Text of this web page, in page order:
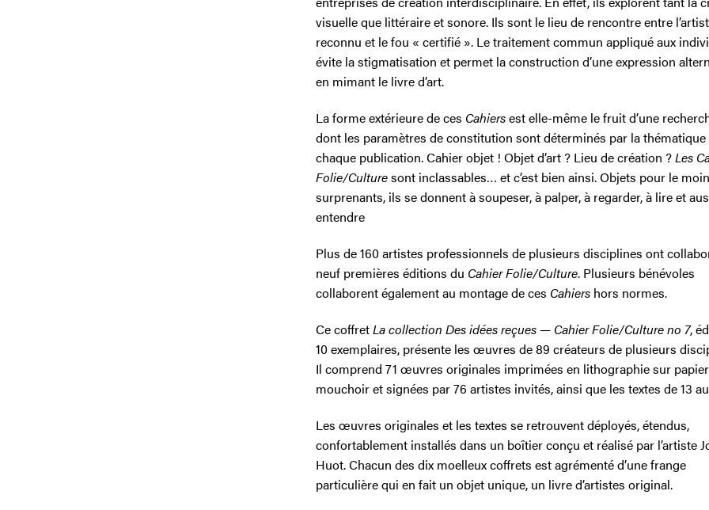
visuelle que littéraire et sonore. Ils sont le lieu de rencontre entre
reconnu et le fou « certifié ». Le traitement commun appliqué aux
évite la stigmatisation et permet la construction d’une expression
en mimant le livre d’art.
La forme extérieure de ces Cahiersest elle-même le fruit d’une
dont les paramètres de constitution sont déterminés par la thématique
chaque publication. Cahier objet ! Objet d’art ? Lieu de création ?Les
Folie/Culturesont inclassables… et c’est bien ainsi. Objets pour le
surprenants, ils se donnent à soupeser, à palper, à regarder, à lire et
entendre
Plus de 160 artistes professionnels de plusieurs disciplines ont
neuf premières éditions du Cahier Folie/Culture. Plusieurs bénévoles
collaborent également au montage de ces Cahiers hors normes.
Ce coffretLa collection Des idées reçues — Cahier Folie/Culture no 7,
10 exemplaires, présente les œuvres de 89 créateurs de plusieurs
Il comprend 71 œuvres originales imprimées en lithographie sur papier
mouchoir et signées par 76 artistes invités, ainsi que les textes de 13
Les œuvres originales et les textes se retrouvent déployés, étendus,
confortablement installés dans un boîtier conçu et réalisé par l’artiste
Huot. Chacun des dix moelleux coffrets est agrémenté d’une frange
particulière qui en fait un objet unique, un livre d’artistes original.